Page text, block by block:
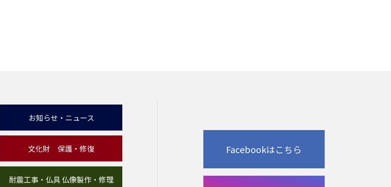
お知らせ・ニュース
文化財 保護・修復
耐震工事・仏具 仏像製作・修理
Facebookはこちら